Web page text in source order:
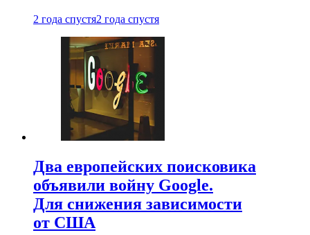
2 года спустя2 года спустя
Два европейских поисковика
объявили войну Google.
Для снижения зависимости
от США